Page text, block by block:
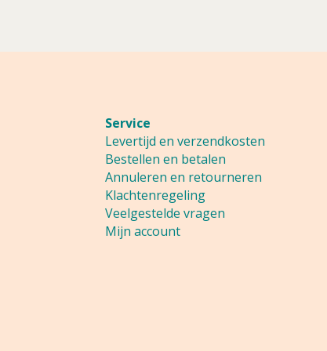
Service
Levertijd en verzendkosten
Bestellen en betalen
Annuleren en retourneren
Klachtenregeling
Veelgestelde vragen
Mijn account